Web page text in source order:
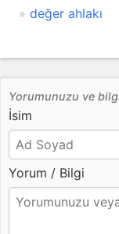
değer ahlakı
Yorumunuzu ve
İsim
Yorum / Bilgi